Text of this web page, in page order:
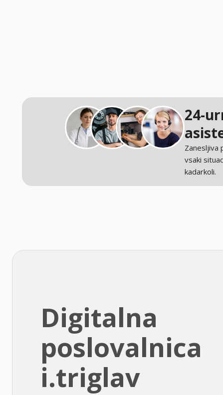
24-
Zanesljiva
vsaki
kadarkoli.
Digitalna
poslovalnica
i.triglav